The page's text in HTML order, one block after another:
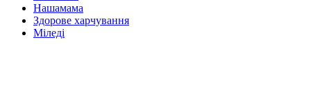
Нашамама
Здорове харчування
Міледі